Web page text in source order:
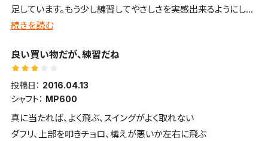
足しています。もう少し練習してやさしさを実感出来るようにした
いです！
続きを読む
良い買い物だが、練習だね
投稿日： 2016.04.13
シャフト： MP600
真に当たれば、よく飛ぶ、スイングがよく取れない
ダフリ、上部を叩きチョロ、構えが悪いか左右に飛ぶ